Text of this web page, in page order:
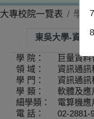
大專校院一覽表 學系
東吳大學-資料
學 院：
巨量資料
領 域：
資訊通訊
學 門：
資訊通訊
學 類：
軟體及應
細學類：
電算機應
電 話：
02-2881-